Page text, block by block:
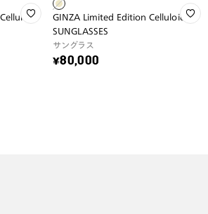
GINZA Limited Edition Celluloid
SUNGLASSES
サングラス
¥80,000